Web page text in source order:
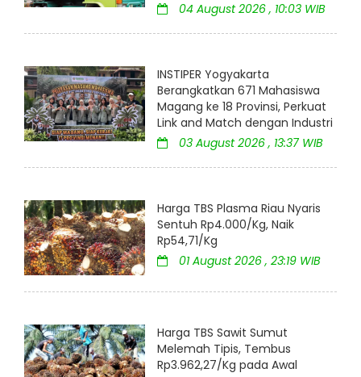
04 August 2026 , 10:03 WIB
INSTIPER Yogyakarta
Berangkatkan 671 Mahasiswa
Magang ke 18 Provinsi, Perkuat
Link and Match dengan Industri
03 August 2026 , 13:37 WIB
Harga TBS Plasma Riau Nyaris
Sentuh Rp4.000/Kg, Naik
Rp54,71/Kg
01 August 2026 , 23:19 WIB
Harga TBS Sawit Sumut
Melemah Tipis, Tembus
Rp3.962,27/Kg pada Awal